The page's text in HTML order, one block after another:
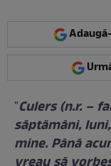
"Culers (n.r. –
săptămâni,
mine. Până